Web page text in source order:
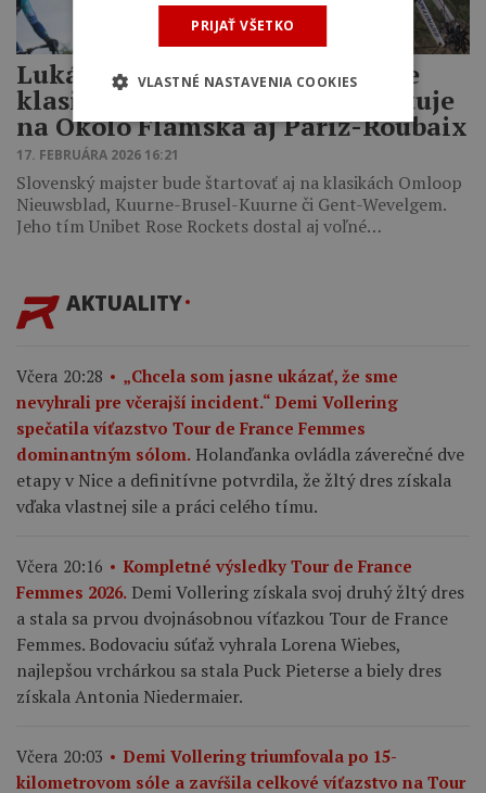
Lukáša Kubiša čakajú prestížne
klasiky aj monumenty. Odštartuje
na Okolo Flámska aj Paríž-Roubaix
17. FEBRUÁRA 2026 16:21
Slovenský majster bude štartovať aj na klasikách Omloop
Nieuwsblad, Kuurne-Brusel-Kuurne či Gent-Wevelgem.
Jeho tím Unibet Rose Rockets dostal aj voľné…
AKTUALITY
Včera 20:28
„Chcela som jasne ukázať, že sme
nevyhrali pre včerajší incident.“ Demi Vollering
spečatila víťazstvo Tour de France Femmes
dominantným sólom. Holanďanka ovládla záverečné dve
etapy v Nice a definitívne potvrdila, že žltý dres získala
vďaka vlastnej sile a práci celého tímu.
Včera 20:16
Kompletné výsledky Tour de France
Femmes 2026. Demi Vollering získala svoj druhý žltý dres
a stala sa prvou dvojnásobnou víťazkou Tour de France
Femmes. Bodovaciu súťaž vyhrala Lorena Wiebes,
najlepšou vrchárkou sa stala Puck Pieterse a biely dres
získala Antonia Niedermaier.
Včera 20:03
Demi Vollering triumfovala po 15-
kilometrovom sóle a zavŕšila celkové víťazstvo na Tour
PRIJAŤ VŠETKO
VLASTNÉ NASTAVENIA COOKIES